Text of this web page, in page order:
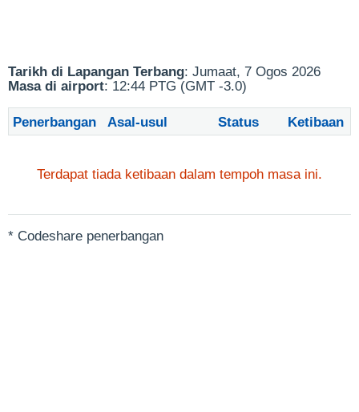
Tarikh di Lapangan Terbang: Jumaat, 7 Ogos 2026
Masa di airport: 12:44 PTG (GMT -3.0)
Penerbangan Asal-usul Status Ketibaan
Terdapat tiada ketibaan dalam tempoh masa ini.
* Codeshare penerbangan